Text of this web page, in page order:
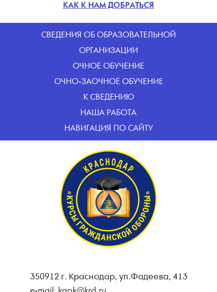
КАК К НАМ ДОБРАТЬСЯ
CВЕДЕНИЯ ОБ ОБРАЗОВАТЕЛЬНОЙ
ОРГАНИЗАЦИИ
ОЧНОЕ ОБУЧЕНИЕ
ОЧНО-ЗАОЧНОЕ ОБУЧЕНИЕ
К СВЕДЕНИЮ
НАША РАБОТА
НАВИГАЦИЯ ПО САЙТУ
350912 г. Краснодар, ул.Фадеева, 413